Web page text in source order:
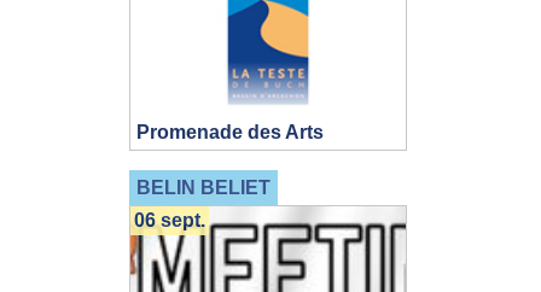
Promenade des Arts
BELIN BELIET
06 sept.